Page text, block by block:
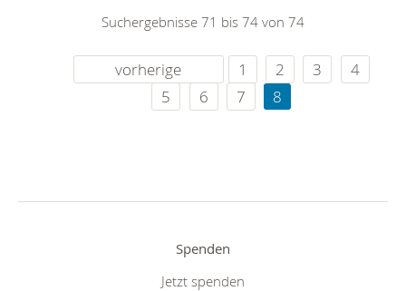
Suchergebnisse 71 bis 74 von 74
vorherige 1 2 3
4
5
6 7 8
Spenden
Jetzt spenden